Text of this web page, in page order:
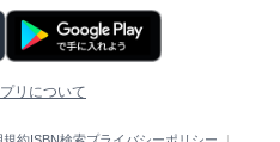
リについて